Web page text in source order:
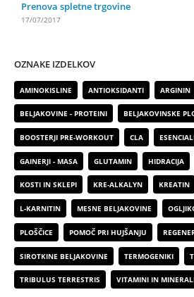
Prenova spletne trgovine
17/07/2017
OZNAKE IZDELKOV
AMINOKISLINE ANTIOKSIDANTI ARGININ
BELJAKOVINE - PROTEINI BELJAKOVINSKE
BOOSTERJI PRE-WORKOUT CLA
GAINERJI - MASA GLUTAMIN HIDRACIJA
KOSTI IN SKLEPI KRE-ALKALYN KREATIN
L-KARNITIN MESNE BELJAKOVINE
PLOŠČICE POMOČ PRI HUJŠANJU
SIROTKINE BELJAKOVINE TERMOGENIKI
TRIBULUS TERRESTRIS VITAMINI IN